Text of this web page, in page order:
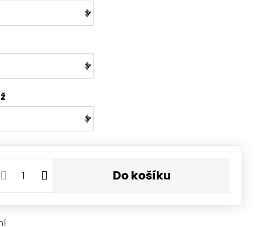
Do košíku